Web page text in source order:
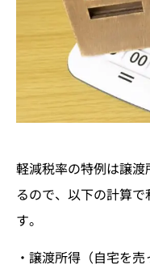
軽減税率の特例は譲
るので、以下の計算
す。
・譲渡所得（自宅を